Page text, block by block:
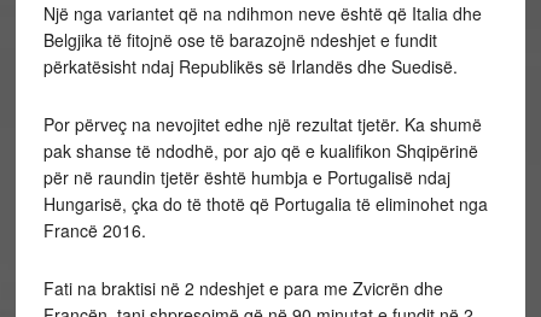
Një nga variantet që na ndihmon neve është që Italia dhe
Belgjika të fitojnë ose të barazojnë ndeshjet e fundit
përkatësisht ndaj Republikës së Irlandës dhe Suedisë.
Por përveç na nevojitet edhe një rezultat tjetër. Ka shumë
pak shanse të ndodhë, por ajo që e kualifikon Shqipërinë
për në raundin tjetër është humbja e Portugalisë ndaj
Hungarisë, çka do të thotë që Portugalia të eliminohet nga
Francë 2016.
Fati na braktisi në 2 ndeshjet e para me Zvicrën dhe